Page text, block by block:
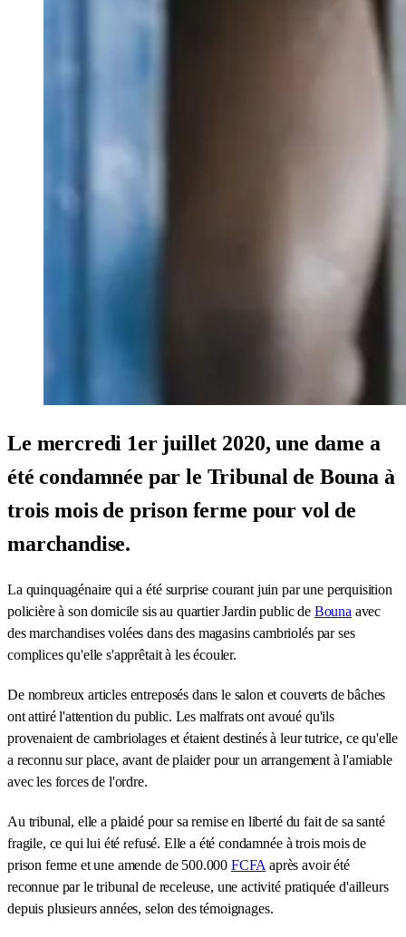
Le mercredi 1er juillet 2020, une dame a
été condamnée par le Tribunal de Bouna à
trois mois de prison ferme pour vol de
marchandise.
La quinquagénaire qui a été surprise courant juin par une perquisition
policière à son domicile sis au quartier Jardin public de Bouna avec
des marchandises volées dans des magasins cambriolés par ses
complices qu'elle s'apprêtait à les écouler.
De nombreux articles entreposés dans le salon et couverts de bâches
ont attiré l'attention du public. Les malfrats ont avoué qu'ils
provenaient de cambriolages et étaient destinés à leur tutrice, ce qu'elle
a reconnu sur place, avant de plaider pour un arrangement à l'amiable
avec les forces de l'ordre.
Au tribunal, elle a plaidé pour sa remise en liberté du fait de sa santé
fragile, ce qui lui été refusé. Elle a été condamnée à trois mois de
prison ferme et une amende de 500.000 FCFA après avoir été
reconnue par le tribunal de receleuse, une activité pratiquée d'ailleurs
depuis plusieurs années, selon des témoignages.